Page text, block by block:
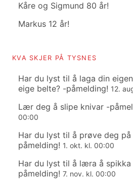
Kåre og Sigmund 80 år!
Markus 12 år!
KVA SKJER PÅ TYSNES
Har du lyst til å laga din
eige belte? -påmelding! 12.
Lær deg å slipe knivar -
00:00
Har du lyst til å prøve deg
påmelding! 1. okt. kl. 00:00
Har du lyst til å læra å spikka
påmelding! 7. nov. kl. 00:00